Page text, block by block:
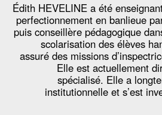
Édith HEVELINE a été
perfectionnement en banlieue
puis conseillère pédagogique
scolarisation des élèves
assuré des missions
Elle est actuellement
spécialisé. Elle a
institutionnelle et s’est